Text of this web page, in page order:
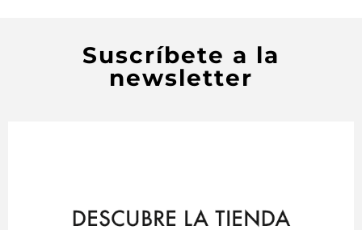
Suscríbete a la
newsletter